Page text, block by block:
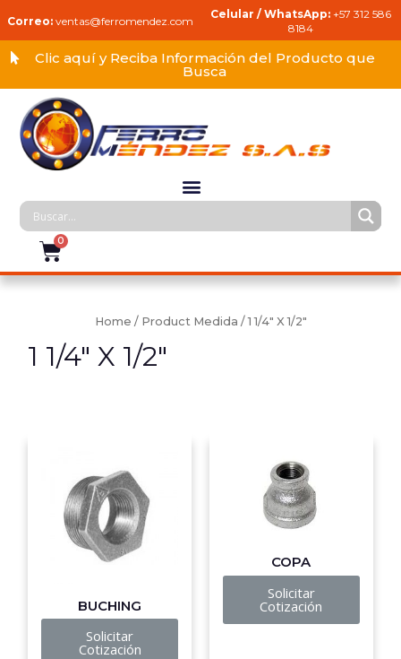
Correo: ventas@ferromendez.com
Celular / WhatsApp: +57 312 586
8184
Clic aquí y Reciba Información del Producto que
Busca
Home / Product Medida / 1 1/4" X 1/2"
1 1/4" X 1/2"
BUCHING
Solicitar
Cotización
COPA
Solicitar
Cotización